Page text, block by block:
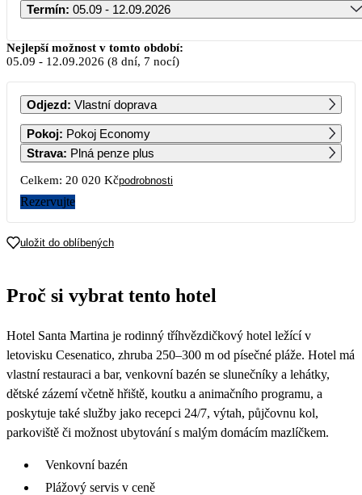
Termín: 05.09 - 12.09.2026
Září 2026
PO ÚT ST ČT PÁ SO NE
1 2 3 4 5 6
7 8 9 10 11 12 13
21
28 29 30
Nejlepší možnost v tomto období:
05.09 - 12.09.2026 (8 dní, 7 nocí)
Odjezd: Vlastní doprava
Pokoj: Pokoj Economy
Strava: Plná penze plus
Celkem: 20 020 Kčpodrobnosti
Rezervujte
uložit do oblíbených
Proč si vybrat tento hotel
Hotel Santa Martina je rodinný tříhvězdičkový hotel ležící v
letovisku Cesenatico, zhruba 250–300 m od písečné pláže. Hotel má
vlastní restauraci a bar, venkovní bazén se slunečníky a lehátky,
dětské zázemí včetně hřiště, koutku a animačního programu, a
poskytuje také služby jako recepci 24/7, výtah, půjčovnu kol,
parkoviště či možnost ubytování s malým domácím mazlíčkem.
Venkovní bazén
Plážový servis v ceně